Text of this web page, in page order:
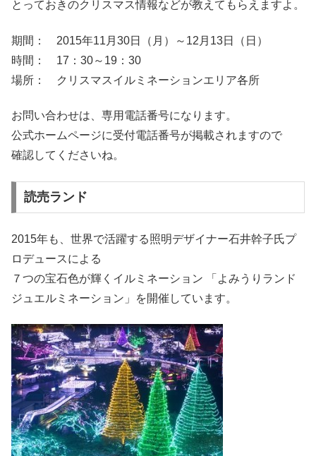
とっておきのクリスマス情報などが教えてもらえますよ。
期間： 2015年11月30日（月）～12月13日（日）
時間： 17：30～19：30
場所： クリスマスイルミネーションエリア各所
お問い合わせは、専用電話番号になります。
公式ホームページに受付電話番号が掲載されますので
確認してくださいね。
読売ランド
2015年も、世界で活躍する照明デザイナー石井幹子氏プ
ロデュースによる
７つの宝石色が輝くイルミネーション 「よみうりランド
ジュエルミネーション」を開催しています。